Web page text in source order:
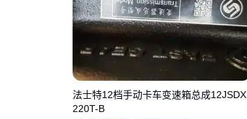
法士特12档手动卡车变速箱总成12JSDX
220T-B